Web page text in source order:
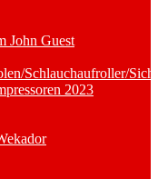
John Guest
Schlauchaufroller/
2023